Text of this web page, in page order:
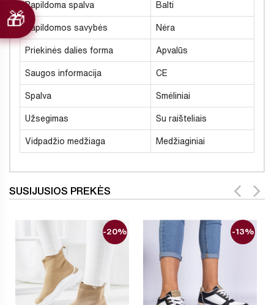
Papildoma spalva Balti
Papildomos savybės Nėra
Priekinės dalies forma Apvalūs
Saugos informacija CE
Spalva Smėliniai
Užsegimas Su raišteliais
Vidpadžio medžiaga Medžiaginiai
SUSIJUSIOS PREKĖS
-20% -13%